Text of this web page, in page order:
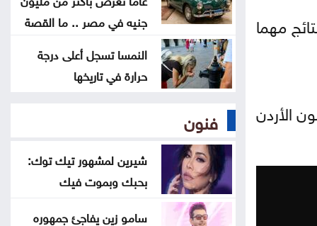
مهما
الأردن
أسماء بنات أجنبية غريبة بمعانٍ مميزة
وعصرية
جنيه في مصر .. ما القصة
النمسا تسجل أعلى درجة
حرارة في تاريخها
فنون
شيرين لمشهور تيك توك:
بحبك وبموت فيك
سامو زين يفاجئ جمهوره